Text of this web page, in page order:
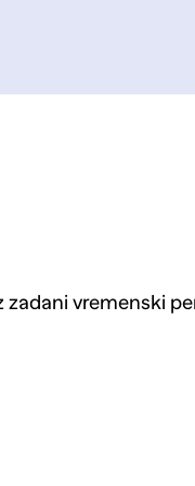
zadani vremenski